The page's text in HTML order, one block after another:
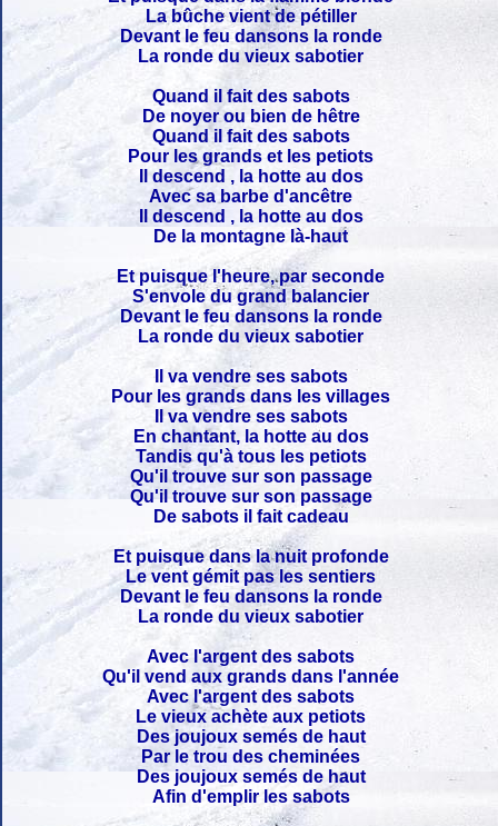
La bûche vient de pétiller
Devant le feu dansons la ronde
La ronde du vieux sabotier
Quand il fait des sabots
De noyer ou bien de hêtre
Quand il fait des sabots
Pour les grands et les petiots
Il descend , la hotte au dos
Avec sa barbe d'ancêtre
Il descend , la hotte au dos
De la montagne là-haut
Et puisque l'heure, par seconde
S'envole du grand balancier
Devant le feu dansons la ronde
La ronde du vieux sabotier
Il va vendre ses sabots
Pour les grands dans les villages
Il va vendre ses sabots
En chantant, la hotte au dos
Tandis qu'à tous les petiots
Qu'il trouve sur son passage
Qu'il trouve sur son passage
De sabots il fait cadeau
Et puisque dans la nuit profonde
Le vent gémit pas les sentiers
Devant le feu dansons la ronde
La ronde du vieux sabotier
Avec l'argent des sabots
Qu'il vend aux grands dans l'année
Avec l'argent des sabots
Le vieux achète aux petiots
Des joujoux semés de haut
Par le trou des cheminées
Des joujoux semés de haut
Afin d'emplir les sabots